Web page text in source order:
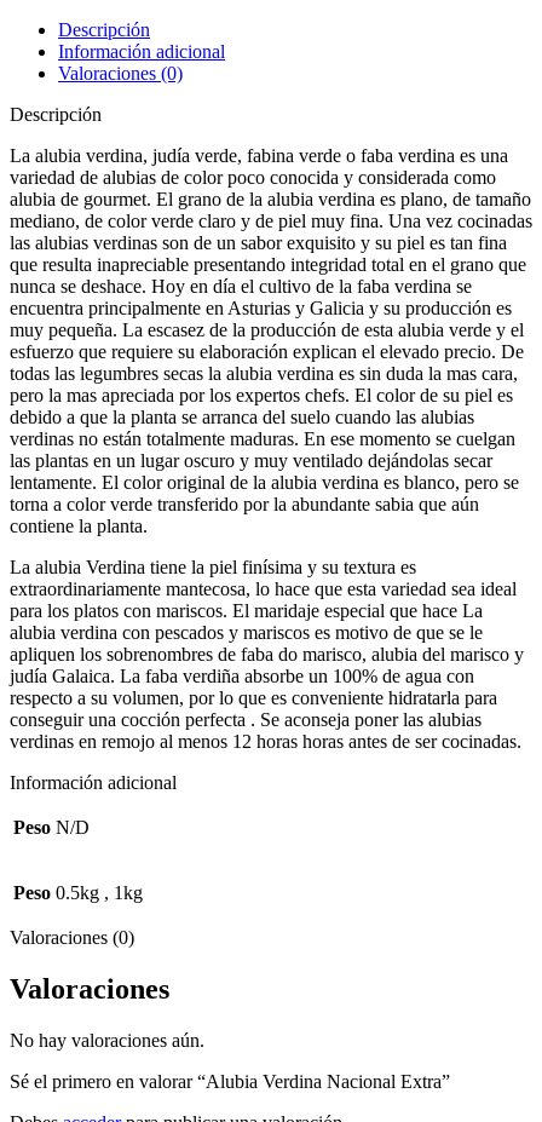
Descripción
Información adicional
Valoraciones (0)
Descripción
La alubia verdina, judía verde, fabina verde o faba verdina es una
variedad de alubias de color poco conocida y considerada como
alubia de gourmet. El grano de la alubia verdina es plano, de tamaño
mediano, de color verde claro y de piel muy fina. Una vez cocinadas
las alubias verdinas son de un sabor exquisito y su piel es tan fina
que resulta inapreciable presentando integridad total en el grano que
nunca se deshace. Hoy en día el cultivo de la faba verdina se
encuentra principalmente en Asturias y Galicia y su producción es
muy pequeña. La escasez de la producción de esta alubia verde y el
esfuerzo que requiere su elaboración explican el elevado precio. De
todas las legumbres secas la alubia verdina es sin duda la mas cara,
pero la mas apreciada por los expertos chefs. El color de su piel es
debido a que la planta se arranca del suelo cuando las alubias
verdinas no están totalmente maduras. En ese momento se cuelgan
las plantas en un lugar oscuro y muy ventilado dejándolas secar
lentamente. El color original de la alubia verdina es blanco, pero se
torna a color verde transferido por la abundante sabia que aún
contiene la planta.
La alubia Verdina tiene la piel finísima y su textura es
extraordinariamente mantecosa, lo hace que esta variedad sea ideal
para los platos con mariscos. El maridaje especial que hace La
alubia verdina con pescados y mariscos es motivo de que se le
apliquen los sobrenombres de faba do marisco, alubia del marisco y
judía Galaica. La faba verdiña absorbe un 100% de agua con
respecto a su volumen, por lo que es conveniente hidratarla para
conseguir una cocción perfecta . Se aconseja poner las alubias
verdinas en remojo al menos 12 horas horas antes de ser cocinadas.
Información adicional
Peso N/D
Peso 0.5kg , 1kg
Valoraciones (0)
Valoraciones
No hay valoraciones aún.
Sé el primero en valorar “Alubia Verdina Nacional Extra”